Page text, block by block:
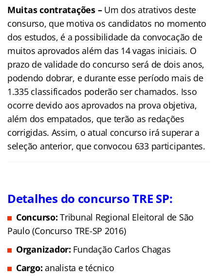
Muitas contratações –Um dos atrativos deste
consurso, que motiva os candidatos no momento
dos estudos, é a possibilidade da convocação de
muitos aprovados além das 14 vagas iniciais. O
prazo de validade do concurso será de dois anos,
podendo dobrar, e durante esse período mais de
1.335 classificados poderão ser chamados. Isso
ocorre devido aos aprovados na prova objetiva,
além dos empatados, que terão as redações
corrigidas. Assim, o atual concurso irá superar a
seleção anterior, que convocou 633 participantes.
Detalhes do concurso TRE SP:
Concurso: Tribunal Regional Eleitoral de São
Paulo (Concurso TRE-SP 2016)
Organizador: Fundação Carlos Chagas
Cargo:analista e técnico